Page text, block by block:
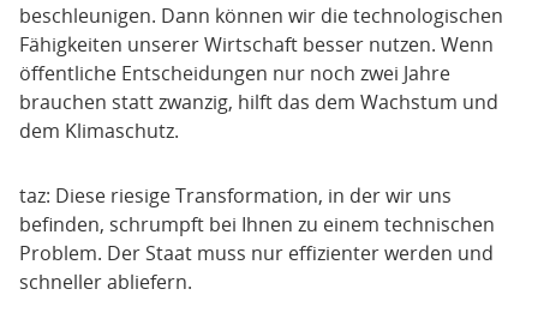
beschleunigen. Dann können wir die technologischen
Fähigkeiten unserer Wirtschaft besser nutzen. Wenn
öffentliche Entscheidungen nur noch zwei Jahre
brauchen statt zwanzig, hilft das dem Wachstum und
dem Klimaschutz.
taz: Diese riesige Transformation, in der wir uns
befinden, schrumpft bei Ihnen zu einem technischen
Problem. Der Staat muss nur effizienter werden und
schneller abliefern.